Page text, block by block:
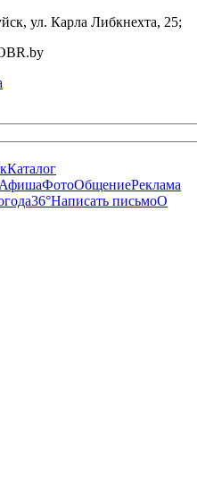
ул. Карла Либкнехта, 25;
Каталог
АфишаФотоОбщениеРеклама
36°Написать письмоО